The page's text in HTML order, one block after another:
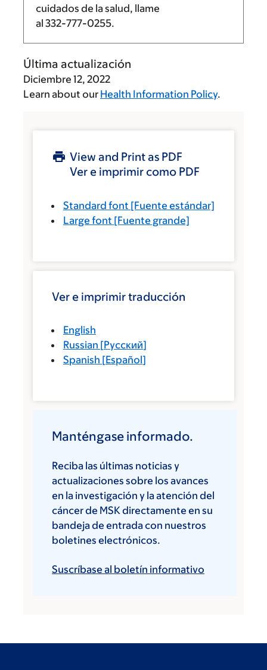
cuidados de la salud, llame
al 332-777-0255.
Última actualización
Diciembre 12, 2022
Learn about our Health Information Policy.
View and Print as PDF
Ver e imprimir como PDF
Standard font [Fuente estándar]
Large font [Fuente grande]
Ver e imprimir traducción
English
Russian [Русский]
Spanish [Español]
Manténgase informado.
Reciba las últimas noticias y
actualizaciones sobre los avances
en la investigación y la atención del
cáncer de MSK directamente en su
bandeja de entrada con nuestros
boletines electrónicos.
Suscríbase al boletín informativo